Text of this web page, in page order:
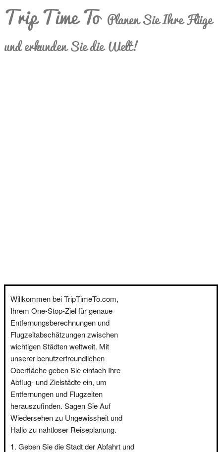
Trip Time To Planen Sie Ihre Flüge
und erkunden Sie die Welt!
Willkommen bei TripTimeTo.com,
Ihrem One-Stop-Ziel für genaue
Entfernungsberechnungen und
Flugzeitabschätzungen zwischen
wichtigen Städten weltweit. Mit
unserer benutzerfreundlichen
Oberfläche geben Sie einfach Ihre
Abflug- und Zielstädte ein, um
Entfernungen und Flugzeiten
herauszufinden. Sagen Sie Auf
Wiedersehen zu Ungewissheit und
Hallo zu nahtloser Reiseplanung.
Geben Sie die Stadt der Abfahrt und